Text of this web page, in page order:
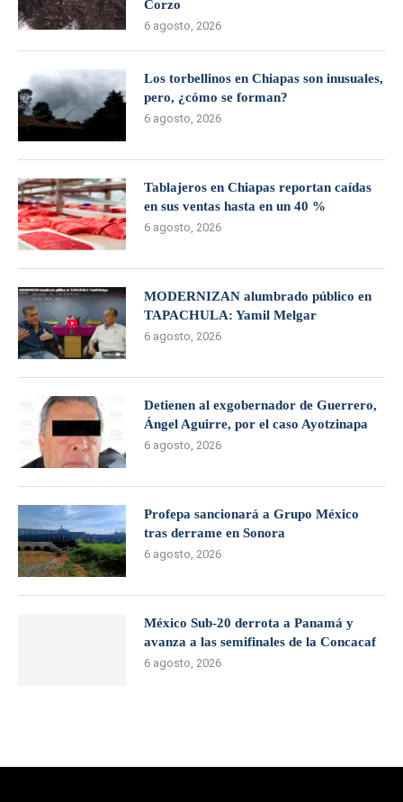
Corzo
6 agosto, 2026
Los torbellinos en Chiapas son inusuales,
pero, ¿cómo se forman?
6 agosto, 2026
Tablajeros en Chiapas reportan caídas
en sus ventas hasta en un 40 %
6 agosto, 2026
MODERNIZAN alumbrado público en
TAPACHULA: Yamil Melgar
6 agosto, 2026
Detienen al exgobernador de Guerrero,
Ángel Aguirre, por el caso Ayotzinapa
6 agosto, 2026
Profepa sancionará a Grupo México
tras derrame en Sonora
6 agosto, 2026
México Sub-20 derrota a Panamá y
avanza a las semifinales de la Concacaf
6 agosto, 2026